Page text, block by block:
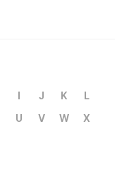
I J K
L
U V W
X